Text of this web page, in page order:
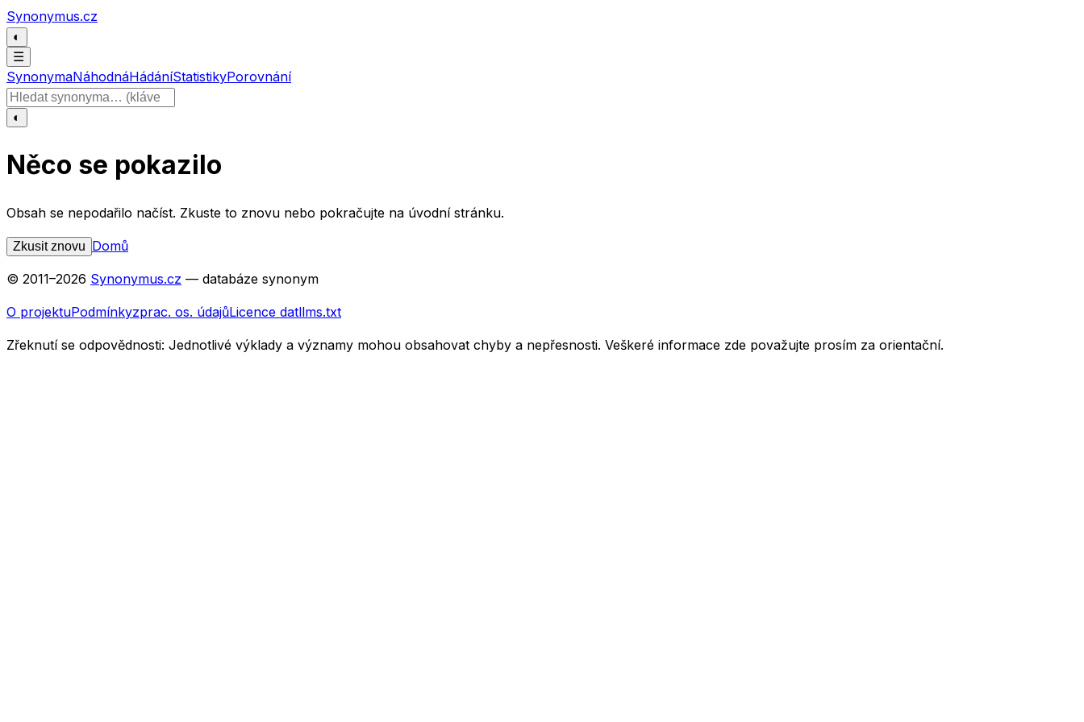
Přeskočit na obsah
Synonymus.cz
◐
☰
SynonymaNáhodnáHádáníStatistikyPorovnání
Hledat slovo
◐
Něco se pokazilo
Obsah se nepodařilo načíst. Zkuste to znovu nebo pokračujte na úvodní stránku.
Zkusit znovu Domů
© 2011–2026 Synonymus.cz — databáze synonym
O projektuPodmínkyzprac. os. údajůLicence datllms.txt
Zřeknutí se odpovědnosti: Jednotlivé výklady a významy mohou obsahovat chyby a nepřesnosti. Veškeré informace zde považujte prosím za orientační.